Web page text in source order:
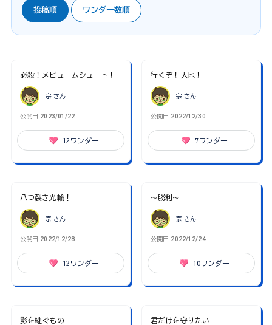
投稿順 ワンダー数順
必殺！メビュームシュート！
宗 さん
公開日 2023/01/22
12 ワンダー
行くぞ！大地！
宗 さん
公開日 2022/12/30
7ワンダー
八つ裂き光輪！
宗 さん
公開日 2022/12/28
12 ワンダー
〜勝利〜
宗 さん
公開日 2022/12/24
10ワンダー
影を継ぐもの 君だけを守りたい